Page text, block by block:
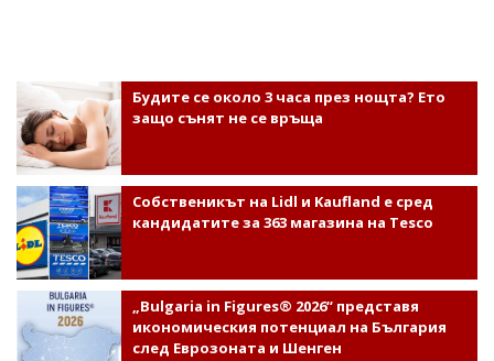
Будите се около 3 часа през нощта? Ето
защо сънят не се връща
Собственикът на Lidl и Kaufland е сред
кандидатите за 363 магазина на Tesco
„Bulgaria in Figures® 2026“ представя
икономическия потенциал на България
след Еврозоната и Шенген